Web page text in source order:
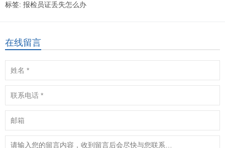
标签: 报检员证丢失怎么办
在线留言